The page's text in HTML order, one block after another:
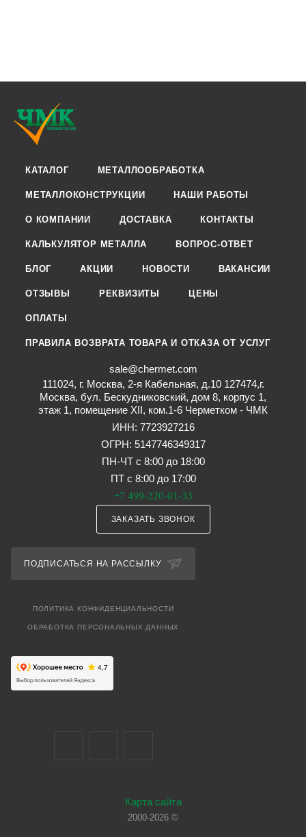
КАТАЛОГ МЕТАЛЛООБРАБОТКА
МЕТАЛЛОКОНСТРУКЦИИ НАШИ РАБОТЫ
О КОМПАНИИ ДОСТАВКА КОНТАКТЫ
КАЛЬКУЛЯТОР МЕТАЛЛА ВОПРОС-ОТВЕТ
БЛОГ АКЦИИ НОВОСТИ ВАКАНСИИ
ОТЗЫВЫ РЕКВИЗИТЫ ЦЕНЫ
ОПЛАТЫ
ПРАВИЛА ВОЗВРАТА ТОВАРА И ОТКАЗА ОТ УСЛУГ
sale@chermet.com
111024, г. Москва, 2-я Кабельная, д.10 127474,г.
Москва, бул. Бескудниковский, дом 8, корпус 1,
этаж 1, помещение XII, ком.1-6 Черметком - ЧМК
ИНН: 7723927216
ОГРН: 5147746349317
ПН-ЧТ с 8:00 до 18:00
ПТ с 8:00 до 17:00
+7 499-220-01-33
ЗАКАЗАТЬ ЗВОНОК
ПОДПИСАТЬСЯ НА РАССЫЛКУ
ПОЛИТИКА КОНФИДЕНЦИАЛЬНОСТИ
ОБРАБОТКА ПЕРСОНАЛЬНЫХ ДАННЫХ
Карта сайта
2000-2026 ©